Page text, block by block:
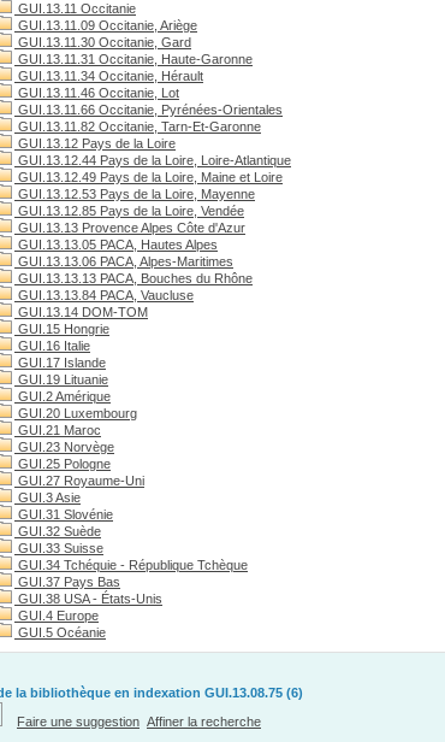
GUI.13.11 Occitanie
GUI.13.11.09 Occitanie, Ariège
GUI.13.11.30 Occitanie, Gard
GUI.13.11.31 Occitanie, Haute-Garonne
GUI.13.11.34 Occitanie, Hérault
GUI.13.11.46 Occitanie, Lot
GUI.13.11.66 Occitanie, Pyrénées-Orientales
GUI.13.11.82 Occitanie, Tarn-Et-Garonne
GUI.13.12 Pays de la Loire
GUI.13.12.44 Pays de la Loire, Loire-Atlantique
GUI.13.12.49 Pays de la Loire, Maine et Loire
GUI.13.12.53 Pays de la Loire, Mayenne
GUI.13.12.85 Pays de la Loire, Vendée
GUI.13.13 Provence Alpes Côte d'Azur
GUI.13.13.05 PACA, Hautes Alpes
GUI.13.13.06 PACA, Alpes-Maritimes
GUI.13.13.13 PACA, Bouches du Rhône
GUI.13.13.84 PACA, Vaucluse
GUI.13.14 DOM-TOM
GUI.15 Hongrie
GUI.16 Italie
GUI.17 Islande
GUI.19 Lituanie
GUI.2 Amérique
GUI.20 Luxembourg
GUI.21 Maroc
GUI.23 Norvège
GUI.25 Pologne
GUI.27 Royaume-Uni
GUI.3 Asie
GUI.31 Slovénie
GUI.32 Suède
GUI.33 Suisse
GUI.34 Tchéquie - République Tchèque
GUI.37 Pays Bas
GUI.38 USA - États-Unis
GUI.4 Europe
GUI.5 Océanie
la bibliothèque en indexation GUI.13.08.75 (6)
Faire une suggestion Affiner la recherche